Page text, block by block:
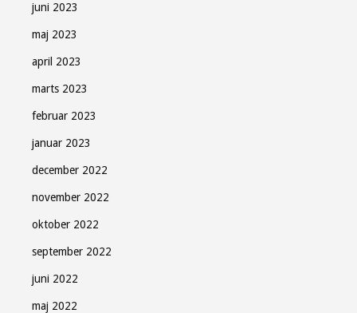
juni 2023
maj 2023
april 2023
marts 2023
februar 2023
januar 2023
december 2022
november 2022
oktober 2022
september 2022
juni 2022
maj 2022